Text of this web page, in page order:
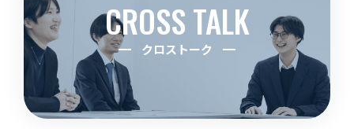
CROSS TALK
クロストーク